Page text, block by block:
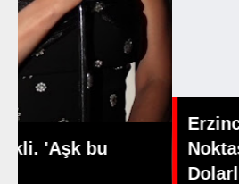
Erzincan Futbolunda
Noktası: Hamdi
Dolarlık Dev Hamle!